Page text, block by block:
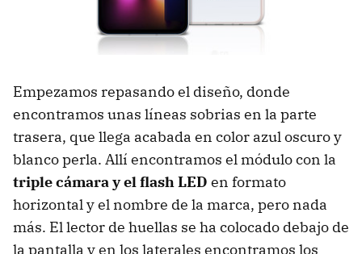
Empezamos repasando el diseño, donde
encontramos unas líneas sobrias en la parte
trasera, que llega acabada en color azul oscuro y
blanco perla. Allí encontramos el módulo con la
triple cámara y el flash LED en formato
horizontal y el nombre de la marca, pero nada
más. El lector de huellas se ha colocado debajo de
la pantalla y en los laterales encontramos los